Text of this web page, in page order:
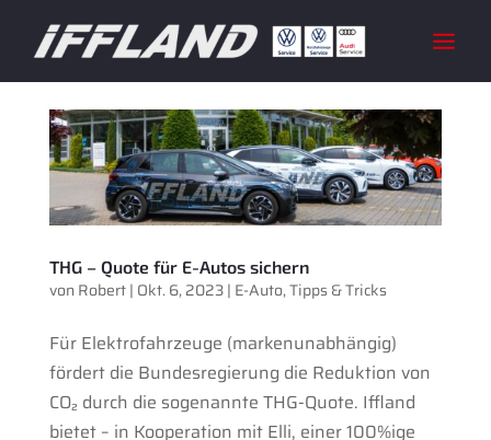
THG – Quote für E-Autos sichern
vonRobert| Okt. 6, 2023| E-Auto,Tipps & Tricks
Für Elektrofahrzeuge (markenunabhängig)
fördert die Bundesregierung die Reduktion von
CO₂ durch die sogenannte THG-Quote. Iffland
bietet – in Kooperation mit Elli, einer 100%ige